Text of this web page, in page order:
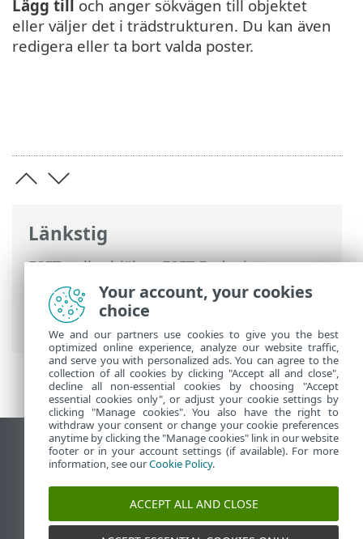
Länkstig
ESET onlinehjälp>ESET Endpoint
Antivirus
>Avancerade inställningar>
Skydd>
HIPS – Host-based Intrusion
Prevention System
> HIPS-exkluderingar
Lägg till och anger sökvägen till objektet
eller väljer det i trädstrukturen. Du kan även
redigera eller ta bort valda poster.
Visa skrivbords-webbplats
End of Life
ESET kunskapsbas
ESET Status Portal
Your account, your cookies
choice
We and our partners use cookies to give you the best
optimized online experience, analyze our website traffic,
and serve you with personalized ads. You can agree to the
collection of all cookies by clicking "Accept all and close",
decline all non-essential cookies by choosing "Accept
essential cookies only", or adjust your cookie settings by
clicking "Manage cookies". You also have the right to
withdraw your consent or change your cookie preferences
anytime by clicking the "Manage cookies" link in our website
footer or in your account settings (if available). For more
information, see ourCookie Policy.
ACCEPT ALL AND CLOSE